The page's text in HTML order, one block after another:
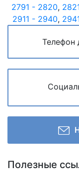
2791 - 2820,
2911 - 2940,
Телефон
Полезные